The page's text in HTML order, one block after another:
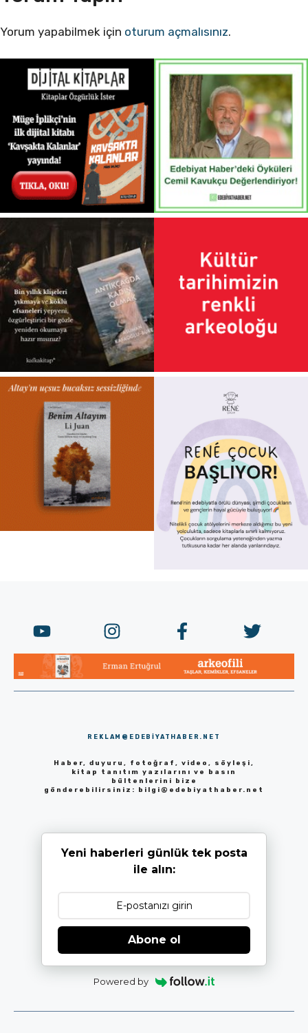
Yorum yapabilmek için oturum açmalısınız.
REKLAM@EDEBIYATHABER.NET
Haber, duyuru, fotoğraf, video, söyleşi,
kitap tanıtım yazılarını ve basın
bültenlerini bize
gönderebilirsiniz: bilgi@edebiyathaber.net
Yeni haberleri günlük tek posta
ile alın:
Abone ol
Powered by